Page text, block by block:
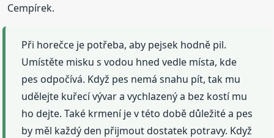
Cempírek.
Při horečce je potřeba, aby pejsek hodně pil.
Umístěte misku s vodou hned vedle místa, kde
pes odpočívá. Když pes nemá snahu pít, tak mu
udělejte kuřecí vývar a vychlazený a bez kostí mu
ho dejte. Také krmení je v této době důležité a pes
by měl každý den přijmout dostatek potravy. Když